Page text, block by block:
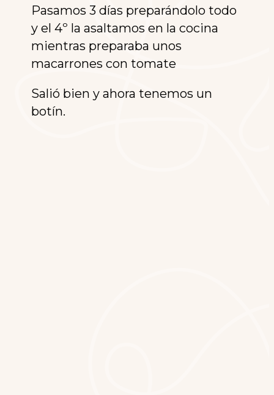
Pasamos 3 días preparándolo todo
y el 4º la asaltamos en la cocina
mientras preparaba unos
macarrones con tomate
Salió bien y ahora tenemos un
botín.